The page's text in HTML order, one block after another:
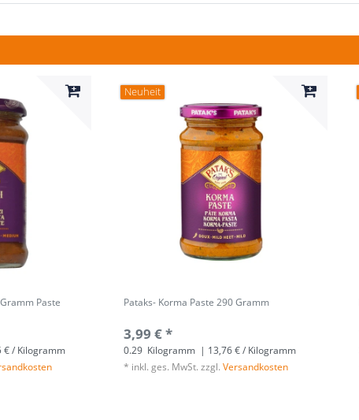
Paste
€ / Kilogramm
Neuheit
Pataks- Korma Paste 290 Gramm
3,99 € *
0.29 Kilogramm | 13,76 € / Kilogramm
* inkl. ges. MwSt. zzgl.Versandkosten